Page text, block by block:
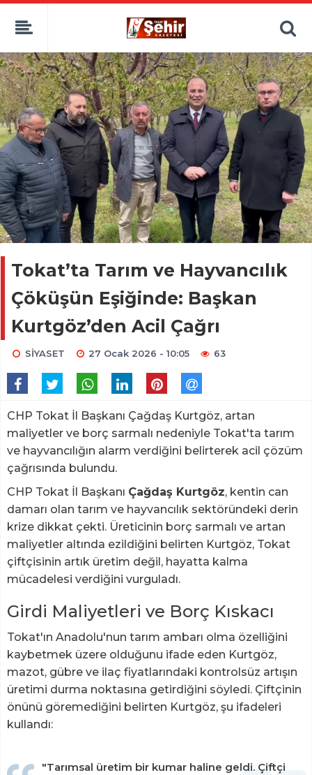
Tokat’ta Tarım ve Hayvancılık
Çöküşün Eşiğinde: Başkan
Kurtgöz’den Acil Çağrı
SİYASET 27 Ocak 2026 - 10:05 63
CHP Tokat İl Başkanı Çağdaş Kurtgöz, artan
maliyetler ve borç sarmalı nedeniyle Tokat'ta tarım
ve hayvancılığın alarm verdiğini belirterek acil çözüm
çağrısında bulundu.
CHP Tokat İl Başkanı Çağdaş Kurtgöz, kentin can
damarı olan tarım ve hayvancılık sektöründeki derin
krize dikkat çekti. Üreticinin borç sarmalı ve artan
maliyetler altında ezildiğini belirten Kurtgöz, Tokat
çiftçisinin artık üretim değil, hayatta kalma
mücadelesi verdiğini vurguladı.
Girdi Maliyetleri ve Borç Kıskacı
Tokat'ın Anadolu'nun tarım ambarı olma özelliğini
kaybetmek üzere olduğunu ifade eden Kurtgöz,
mazot, gübre ve ilaç fiyatlarındaki kontrolsüz artışın
üretimi durma noktasına getirdiğini söyledi. Çiftçinin
önünü göremediğini belirten Kurtgöz, şu ifadeleri
kullandı:
"Tarımsal üretim bir kumar haline geldi. Çiftçi